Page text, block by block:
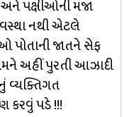
પક્ષીઓની મજા
નથી એટલે
પોતાની જાતને સેફ
અહીં પુરતી આઝાદી
વ્યક્તિગત
કરવું પડે !!!